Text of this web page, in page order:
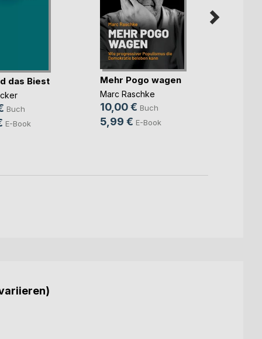
das Biest
Buch
E-Book
Mehr Pogo wagen
Marc Raschke
10,00 € Buch
5,99 € E-Book